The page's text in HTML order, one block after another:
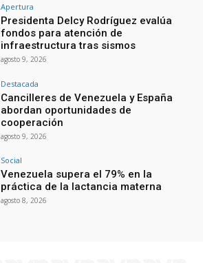
Apertura
Presidenta Delcy Rodríguez evalúa
fondos para atención de
infraestructura tras sismos
agosto 9, 2026
Destacada
Cancilleres de Venezuela y España
abordan oportunidades de
cooperación
agosto 9, 2026
Social
Venezuela supera el 79% en la
práctica de la lactancia materna
agosto 8, 2026